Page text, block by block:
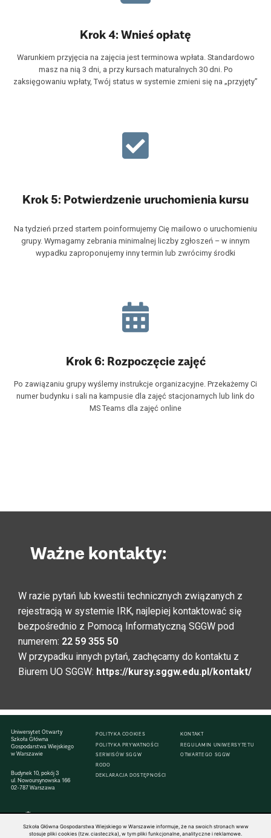
Krok 4: Wnieś opłatę
Warunkiem przyjęcia na zajęcia jest terminowa wpłata. Standardowo
masz na nią 3 dni, a przy kursach maturalnych 30 dni. Po
zaksięgowaniu wpłaty, Twój status w systemie zmieni się na „przyjęty”
Krok 5: Potwierdzenie uruchomienia kursu
Na tydzień przed startem poinformujemy Cię mailowo o uruchomieniu
grupy. Wymagamy zebrania minimalnej liczby zgłoszeń – w innym
wypadku zaproponujemy inny termin lub zwrócimy środki
Krok 6: Rozpoczęcie zajęć
Po zawiązaniu grupy wyślemy instrukcje organizacyjne. Przekażemy Ci
numer budynku i sali na kampusie dla zajęć stacjonarnych lub link do
MS Teams dla zajęć online
Ważne kontakty:
W razie pytań lub kwestii technicznych związanych z
rejestracją w systemie IRK, najlepiej kontaktować się
bezpośrednio z Pomocą Informatyczną SGGW pod
numerem: 22 59 355 50
W przypadku innych pytań, zachęcamy do kontaktu z
Biurem UO SGGW: https://kursy.sggw.edu.pl/kontakt/
Uniwersytet Otwarty
Szkoła Główna
Gospodarstwa Wiejskiego
w Warszawie
Budynek 10, pokój 3
ul. Nowoursynowska 166
02-787 Warszawa
POLITYKA COOKIES
POLITYKA PRYWATNOŚCI
SERWISÓW SGGW
RODO
DEKLARACJA DOSTĘPNOŚCI
KONTAKT
REGULAMIN UNIWERSYTETU
OTWARTEGO SGGW
Szkoła Główna Gospodarstwa Wiejskiego w Warszawie informuje, że na swoich stronach www
stosuje pliki cookies (tzw. ciasteczka), w tym pliki funkcjonalne, analityczne i reklamowe.